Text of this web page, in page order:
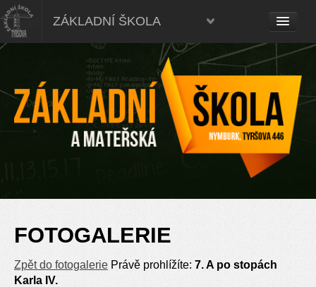
ZÁKLADNÍ ŠKOLA
FOTOGALERIE
Zpět do fotogalerie Právě prohlížíte: 7. A po stopách
Karla IV.